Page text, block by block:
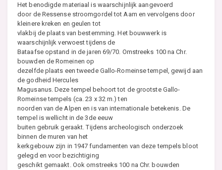
Het benodigde materiaal is waarschijnlijk aangevoerd
door de Ressense stroomgordel tot Aam en vervolgens door
kleinere kreken en geulen tot
vlakbij de plaats van bestemming. Het bouwwerk is
waarschijnlijk verwoest tijdens de
Bataafse opstand in de jaren 69/70. Omstreeks 100 na Chr.
bouwden de Romeinen op
dezelfde plaats een tweede Gallo-Romeinse tempel, gewijd aan
de godheid Hercules
Magusanus. Deze tempel behoort tot de grootste Gallo-
Romeinse tempels (ca. 23 x 32 m.) ten
noorden van de Alpen en is van internationale betekenis. De
tempel is wellicht in de 3de eeuw
buiten gebruik geraakt. Tijdens archeologisch onderzoek
binnen de muren van het
kerkgebouw zijn in 1947 fundamenten van deze tempels bloot
gelegd en voor bezichtiging
geschikt gemaakt. Ook omstreeks 100 na Chr. bouwden